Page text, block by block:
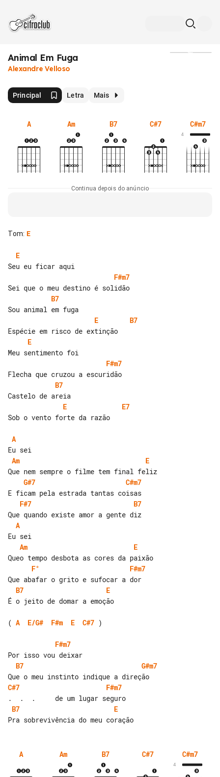
Animal Em Fuga
Alexandre Velloso
Principal Letra Mais
A Am B7 C#7 C#m7
4
Continua depois do anúncio
Tom: E
E
F#m7
B7
E
B7
E
F#m7
B7
E
E7
Sob o vento forte da razão
A
Am
E
G#7
C#m7
F#7
B7
A
Am
E
F°
F#m7
B7
E
É o jeito de domar a emoção
( A E/G# F#m E C#7 )
F#m7
B7
G#m7
C#7
F#m7
B7
E
A Am B7 C#7 C#m7
4